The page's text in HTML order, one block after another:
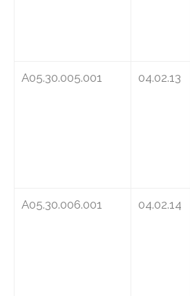
A05.30.005.001 04.02.13
A05.30.006.001 04.02.14